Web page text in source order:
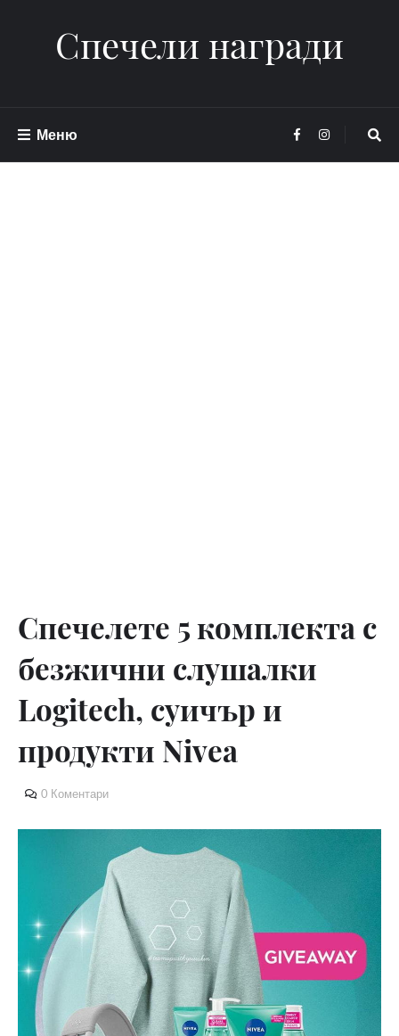
Спечели награди
Меню
Спечелете 5 комплекта с
безжични слушалки
Logitech, суичър и
продукти Nivea
0 Коментари